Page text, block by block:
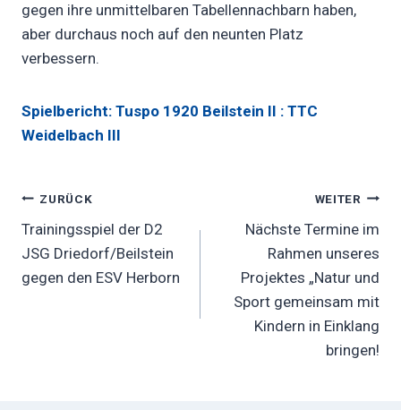
gegen ihre unmittelbaren Tabellennachbarn haben,
aber durchaus noch auf den neunten Platz
verbessern.
Spielbericht: Tuspo 1920 Beilstein II : TTC
Weidelbach III
Beitragsnavigation
ZURÜCK
Trainingsspiel der D2
JSG Driedorf/Beilstein
gegen den ESV Herborn
WEITER
Nächste Termine im
Rahmen unseres
Projektes „Natur und
Sport gemeinsam mit
Kindern in Einklang
bringen!